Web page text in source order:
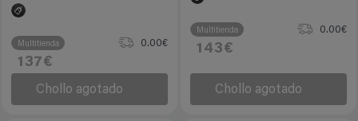
Multitienda 0.00€
137€
Chollo agotado
Multitienda 0.00€
143€
Chollo agotado